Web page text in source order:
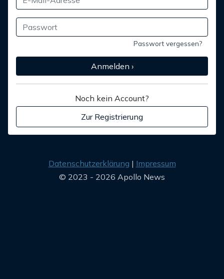
Passwort vergessen?
Anmelden ›
Noch kein Account?
Zur Registrierung
Datenschutzerklärung
Impressum
© 2023 - 2026 Apollo News